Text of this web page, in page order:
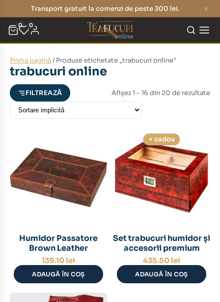
Transport gratuit la comenzi de peste 300 lei.
0 0
Prima pagină/ Produse etichetate „trabucuri online”
trabucuri online
FILTREAZĂ Afișez 1 - 16 din 20 de rezultate
Humidor Passatore
Brown Leather
139.10lei
ADAUGĂ ÎN COȘ
+ cadou
Set trabucuri humidor și
accesorii premium
435.50lei
ADAUGĂ ÎN COȘ